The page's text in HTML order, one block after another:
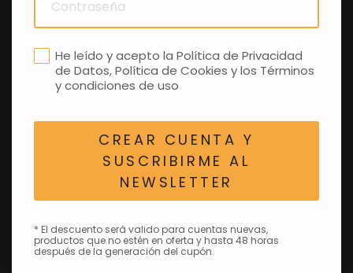
He leído y acepto la Política de Privacidad
de Datos,Política de Cookies y los Términos
y condiciones de uso
CREAR CUENTA Y
SUSCRIBIRME AL
NEWSLETTER
* El descuento será valido para cuentas nuevas,
productos que no estén en oferta y hasta 48 horas
después de la generación del cupón.